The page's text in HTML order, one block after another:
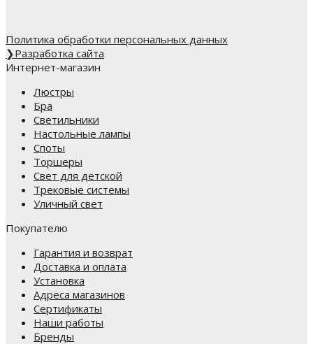
Политика обработки персональных данных
❯Разработка сайта
Интернет-магазин
Люстры
Бра
Светильники
Настольные лампы
Споты
Торшеры
Свет для детской
Трековые системы
Уличный свет
Покупателю
Гарантия и возврат
Доставка и оплата
Установка
Адреса магазинов
Сертификаты
Наши работы
Бренды